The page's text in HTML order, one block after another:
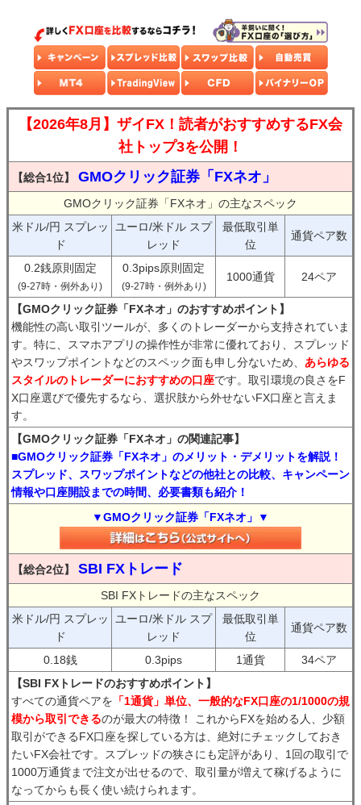
【2026年8月】ザイFX！読者がおすすめするFX会
社トップ3を公開！
【総合1位】 GMOクリック証券「FXネオ」
GMOクリック証券「FXネオ」の主なスペック
米ドル/円 スプレッ
ド
ユーロ/米ドル スプ
レッド
最低取引単
位
通貨ペア数
0.2銭原則固定
(9-27時・例外あり)
0.3pips原則固定
(9-27時・例外あり)
1000通貨 24ペア
【GMOクリック証券「FXネオ」のおすすめポイント】
機能性の高い取引ツールが、多くのトレーダーから支持されていま
す。特に、スマホアプリの操作性が非常に優れており、スプレッド
やスワップポイントなどのスペック面も申し分ないため、 あらゆる
スタイルのトレーダーにおすすめの口座です。取引環境の良さをF
X口座選びで優先するなら、選択肢から外せないFX口座と言えま
す。
【GMOクリック証券「FXネオ」の関連記事】
■GMOクリック証券「FXネオ」のメリット・デメリットを解説！
スプレッド、スワップポイントなどの他社との比較、キャンペーン
情報や口座開設までの時間、必要書類も紹介！
▼GMOクリック証券「FXネオ」▼
【総合2位】 SBI FXトレード
SBI FXトレードの主なスペック
米ドル/円 スプレッ
ド
ユーロ/米ドル スプ
レッド
最低取引単
位
通貨ペア数
0.18銭 0.3pips 1通貨
34ペア
【SBI FXトレードのおすすめポイント】
すべての通貨ペアを 「1通貨」単位、一般的なFX口座の1/1000の規
模から取引できるのが最大の特徴！ これからFXを始める人、少額
取引ができるFX口座を探している方は、絶対にチェックしておき
たいFX会社です。スプレッドの狭さにも定評があり、1回の取引で
1000万通貨まで注文が出せるので、取引量が増えて稼げるように
なってからも長く使い続けられます。